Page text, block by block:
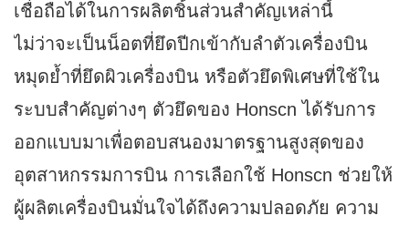
เชื่อถือได้ในการผลิตชิ้นส่วนสำคัญเหล่านี้
ไม่ว่าจะเป็นน็อตที่ยึดปีกเข้ากับลำตัวเครื่องบิน
หมุดย้ำที่ยึดผิวเครื่องบิน หรือตัวยึดพิเศษที่ใช้ใน
ระบบสำคัญต่างๆ ตัวยึดของ Honscn ได้รับการ
ออกแบบมาเพื่อตอบสนองมาตรฐานสูงสุดของ
อุตสาหกรรมการบิน การเลือกใช้ Honscn ช่วยให้
ผู้ผลิตเครื่องบินมั่นใจได้ถึงความปลอดภัย ความ